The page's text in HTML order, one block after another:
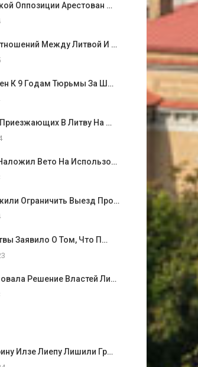
Оппозиции Арестован …
Между Литвой И …
К 9 Годам Тюрьмы За Ш…
В Литву На …
Вето На Использо…
Ограничить Выезд Про…
Заявило О Том, Что П…
Решение Властей Ли…
Илзе Лиепу Лишили Гр…